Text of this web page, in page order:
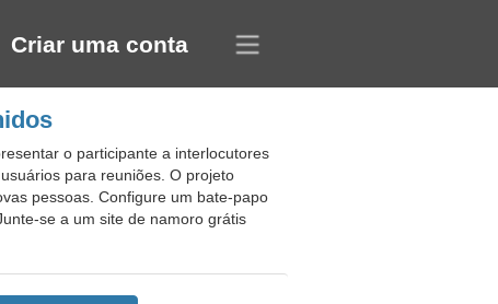
Criar uma conta
o participante a interlocutores
para reuniões. O projeto
pessoas. Configure um bate-papo
se a um site de namoro grátis